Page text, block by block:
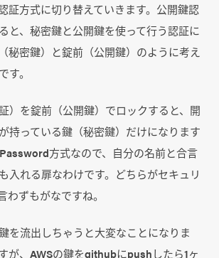
証方式に切り替えていきます。公開鍵認
と、秘密鍵と公開鍵を使って行う認証に
秘密鍵）と錠前（公開鍵）のように考え
す。
）を錠前（公開鍵）でロックすると、開
持っている鍵（秘密鍵）だけになります
方式なので、自分の名前と合言
入れる扉なわけです。どちらがセキュリ
わずもがなですね。
を流出しちゃうと大変なことになりま
が、AWSの鍵をgithubにpushしたら1ヶ